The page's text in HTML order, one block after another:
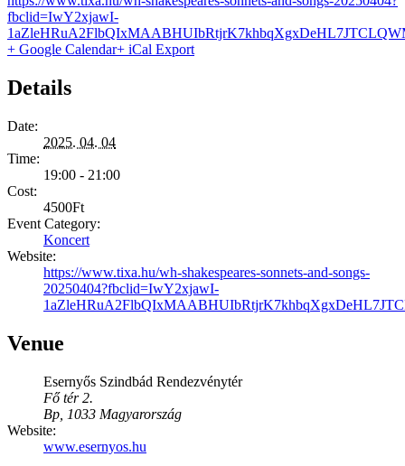
fbclid=IwY2xjawI-
+ Google Calendar+ iCal Export
Details
Date:
2025. 04. 04
Time:
19:00 - 21:00
Cost:
4500Ft
Event Category:
Koncert
Website:
https://www.tixa.hu/wh-shakespeares-sonnets-and-songs-
20250404?fbclid=IwY2xjawI-
Venue
Esernyős Szindbád Rendezvénytér
Fő tér 2.
Bp 1033 Magyarország
Website:
www.esernyos.hu